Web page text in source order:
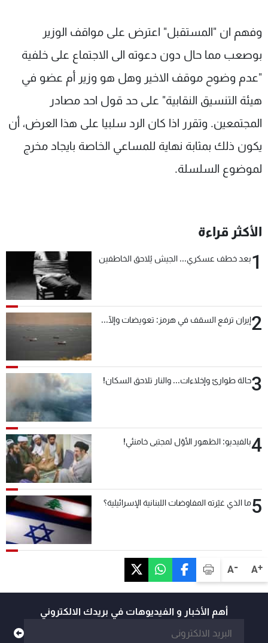
A+
A-
وفهم ان "المستقبل" اعترض على مواقف الوزير
بوصعب مما حال دون دعوته الى الاجتماع على خلفية
"عدم وضوح موقف الاخير وهل هو وزير أم عضو في
هيئة التنسيق النقابية" على حد قول احد مصادر
المجتمعين. وتقرر اذا كان الرد سلبيا على هذا العرض، أن
يكون ذلك بمثابة نهاية للمساعي الخاصة بايجاد مخرج
لموضوع السلسلة.
الأكثر قراءة
1بعد خطف عسكري... الجيش يُلاحق الخاطفين
2إيران ترفع السقف في هرمز: تعويضات وإلّا...
3حالة طوارئ وإخلاءات... والنار تلاحق السكان!
4بالفيديو: الظهور الأوّل لمجتبى خامنئي!
5ما الذي غيّرته المفاوضات اللبنانية الإسرائيلية؟
أهم الأخبار و الفيديوهات في بريدك الالكتروني